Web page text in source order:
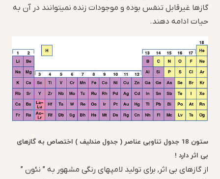
گازها غیرقابل تنفس بوده و موجودات زنده نمیتوانند در آن به
حیات ادامه دهند.
ستون 18 جدول تناوبی عناصر ( جدول مندلیف ) اختصاص به گازهای
بی اثر دارد !
از گازهای بی اثر, برای تولید لامپهای رنگی مشهور به ” نئون ”